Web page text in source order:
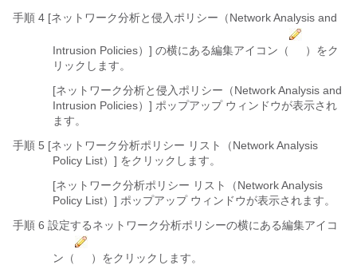
手順 4 [ネットワーク分析と侵入ポリシー（Network Analysis and
Intrusion Policies）] の横にある編集アイコン（
）をク
リックします。
[ネットワーク分析と侵入ポリシー（Network Analysis and
Intrusion Policies）] ポップアップ ウィンドウが表示され
ます。
手順 5 [ネットワーク分析ポリシー リスト（Network Analysis
Policy List）] をクリックします。
[ネットワーク分析ポリシー リスト（Network Analysis
Policy List）] ポップアップ ウィンドウが表示されます。
手順 6 設定するネットワーク分析ポリシーの横にある編集アイコ
ン（
）をクリックします。